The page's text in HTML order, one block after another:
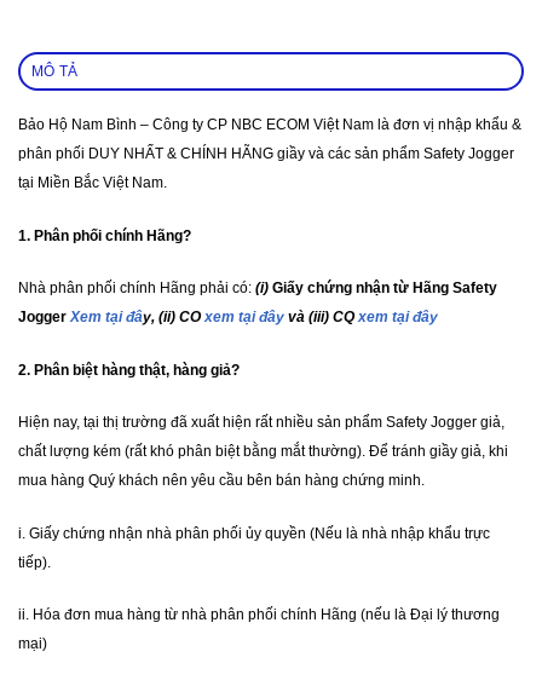
MÔ TẢ
Bảo Hộ Nam Bình – Công ty CP NBC ECOM Việt Nam là đơn vị nhập khẩu &
phân phối DUY NHẤT & CHÍNH HÃNG giầy và các sản phẩm Safety Jogger
tại Miền Bắc Việt Nam.
1. Phân phối chính Hãng?
Nhà phân phối chính Hãng phải có: (i) Giấy chứng nhận từ Hãng Safety
Jogger Xem tại đây, (ii) COxem tại đây và (iii) CQxem tại đây
2. Phân biệt hàng thật, hàng giả?
Hiện nay, tại thị trường đã xuất hiện rất nhiều sản phẩm Safety Jogger giả,
chất lượng kém (rất khó phân biệt bằng mắt thường). Để tránh giầy giả, khi
mua hàng Quý khách nên yêu cầu bên bán hàng chứng minh.
i. Giấy chứng nhận nhà phân phối ủy quyền (Nếu là nhà nhập khẩu trực
tiếp).
ii. Hóa đơn mua hàng từ nhà phân phối chính Hãng (nếu là Đại lý thương
mại)